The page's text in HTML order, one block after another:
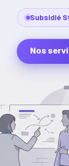
Subsidié
Nos